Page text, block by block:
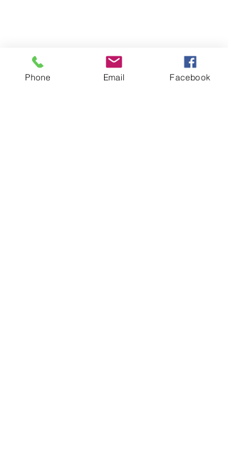
Phone Email Facebook